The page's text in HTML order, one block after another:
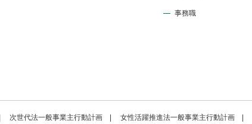
事務職
次世代法一般事業主行動計画 女性活躍推進法一般事業主行動計画